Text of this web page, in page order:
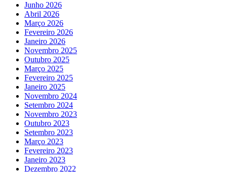
Junho 2026
Abril 2026
Março 2026
Fevereiro 2026
Janeiro 2026
Novembro 2025
Outubro 2025
Março 2025
Fevereiro 2025
Janeiro 2025
Novembro 2024
Setembro 2024
Novembro 2023
Outubro 2023
Setembro 2023
Março 2023
Fevereiro 2023
Janeiro 2023
Dezembro 2022